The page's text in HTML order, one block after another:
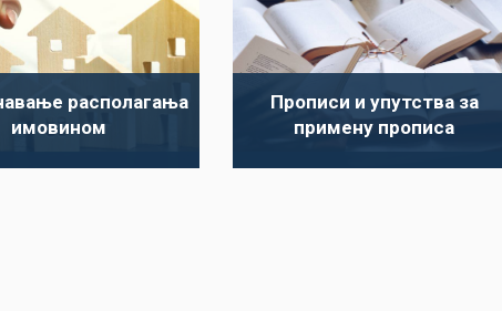
располагања
имовином
Прописи и упутства за
примену прописа